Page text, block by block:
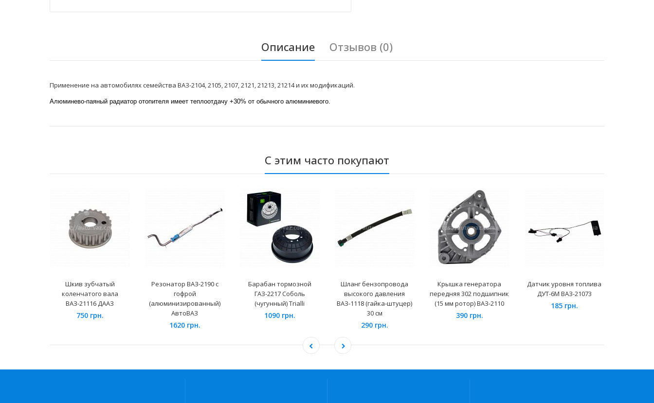
Описание Отзывов (0)
Применение на автомобилях семейства ВАЗ-2104, 2105, 2107, 2121, 21213, 21214 и их модификаций.
Алюминево-паяный радиатор отопителя имеет теплоотдачу +30% от обычного алюминиевого.
С этим часто покупают
Шкив зубчатый
коленчатого вала
ВАЗ-21116 ДААЗ
750 грн.
Резонатор ВАЗ-2190 с
гофрой
(алюминизированный)
АвтоВАЗ
1620 грн.
Барабан тормозной
ГАЗ-2217 Соболь
(чугунный) Trialli
1090 грн.
Шланг бензопровода
высокого давления
ВАЗ-1118 (гайка-штуцер)
30 см
290 грн.
Крышка генератора
передняя 302 подшипник
(15 мм ротор) ВАЗ-2110
390 грн.
Датчик уровня топлива
ДУТ-6М ВАЗ-21073
185 грн.